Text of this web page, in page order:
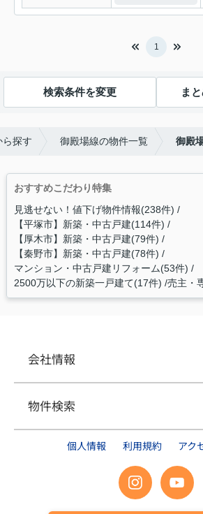
1
検索条件を変更 ま
ら探す 御殿場線の物件一覧 御殿
おすすめこだわり特集
見逃せない！値下げ物件情報(238件)
【平塚市】新築・中古戸建(114件)
【厚木市】新築・中古戸建(79件)
【秦野市】新築・中古戸建(78件)
マンション・中古戸建リフォーム(53件)
2500万以下の新築一戸建て(17件) 売主・
会社情報
物件検索
個人情報 利用規約 アク